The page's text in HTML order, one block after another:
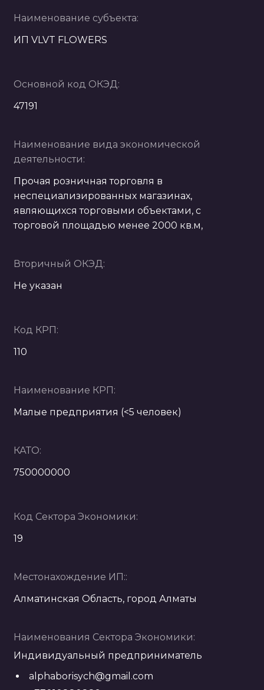
Наименование субъекта:
ИП VLVT FLOWERS
Основной код ОКЭД:
47191
Наименование вида экономической
деятельности:
Прочая розничная торговля в
неспециализированных магазинах,
являющихся торговыми объектами, с
торговой площадью менее 2000 кв.м,
Вторичный ОКЭД:
Не указан
Код КРП:
110
Наименование КРП:
Малые предприятия (<5 человек)
КАТО:
750000000
Код Сектора Экономики:
19
Местонахождение ИП::
Алматинская Область, город Алматы
Наименования Сектора Экономики:
Индивидуальный предприниматель
alphaborisych@gmail.com